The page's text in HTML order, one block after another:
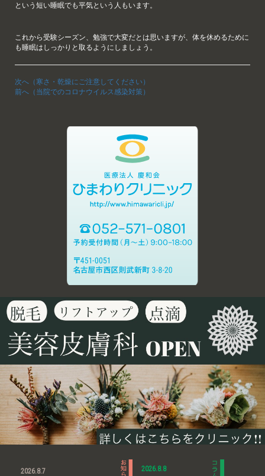
という短い睡眠でも平気という人もいます。
これから受験シーズン、勉強で大変だとは思いますが、体を休めるために
も睡眠はしっかりと取るようにしましょう。
次へ（寒さ・乾燥にご注意してください）
前へ（当院でのコロナウイルス感染対策）
2026.8.7
2026.8.8